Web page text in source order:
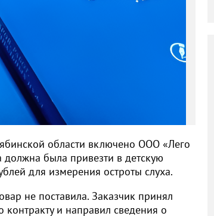
области включено ООО «Лего
была привезти в детскую
для измерения остроты слуха.
не поставила. Заказчик принял
и направил сведения о